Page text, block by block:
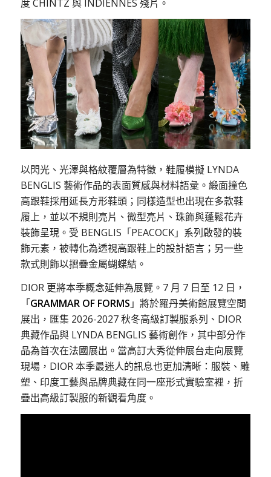
度 CHINTZ 與 INDIENNES 殘片。
以閃光、光澤與格紋覆層為特徵，鞋履模擬 LYNDA
BENGLIS 藝術作品的表面質感與材料語彙。緞面撞色
高跟鞋採用延長方形鞋頭；同樣造型也出現在多款鞋
履上，並以不規則亮片、微型亮片、珠飾與蓬鬆花卉
裝飾呈現。受 BENGLIS「PEACOCK」系列啟發的裝
飾元素，被轉化為透視高跟鞋上的設計語言；另一些
款式則飾以摺疊金屬蝴蝶結。
DIOR 更將本季概念延伸為展覽。7 月 7 日至 12 日，
「GRAMMAR OF FORMS 」將於羅丹美術館展覽空間
展出，匯集 2026-2027 秋冬高級訂製服系列、DIOR
典藏作品與 LYNDA BENGLIS 藝術創作，其中部分作
品為首次在法國展出。當高訂大秀從伸展台走向展覽
現場，DIOR 本季最迷人的訊息也更加清晰：服裝、雕
塑、印度工藝與品牌典藏在同一座形式實驗室裡，折
疊出高級訂製服的新觀看角度。